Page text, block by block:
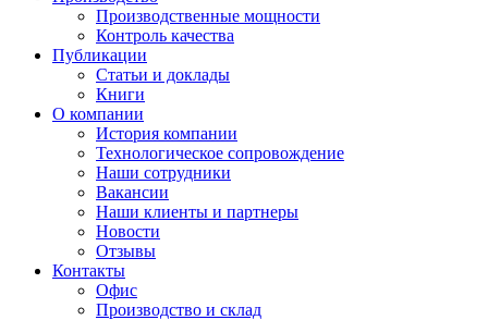
Производственные мощности
Контроль качества
Публикации
Статьи и доклады
Книги
О компании
История компании
Технологическое сопровождение
Наши сотрудники
Вакансии
Наши клиенты и партнеры
Новости
Отзывы
Контакты
Офис
Производство и склад